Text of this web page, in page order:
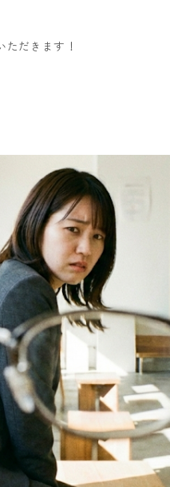
だきます！